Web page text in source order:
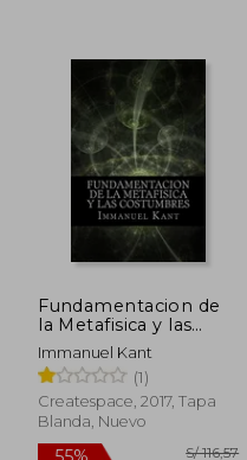
Fundamentacion de
la Metafisica y las
Costumbres
(Spanish) Edition
Immanuel Kant
(1)
Createspace, 2017, Tapa
Blanda, Nuevo